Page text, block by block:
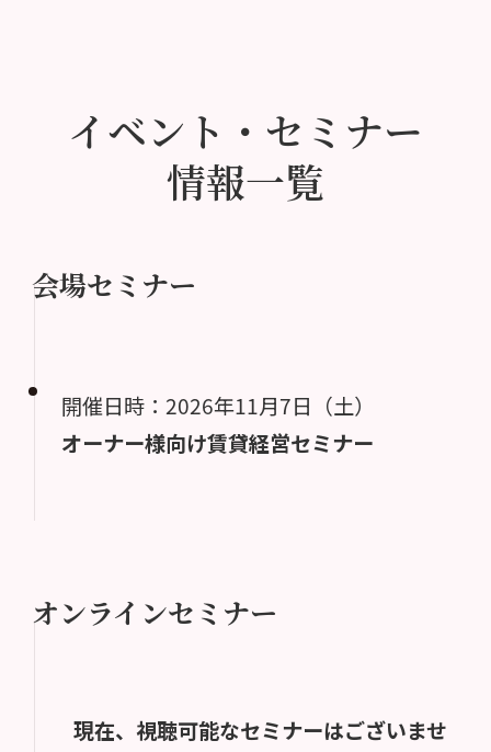
イベント・セミナー
情報一覧
会場セミナー
開催日時：2026年11月7日（土）
オーナー様向け賃貸経営セミナー
オンラインセミナー
現在、視聴可能なセミナーはございませ